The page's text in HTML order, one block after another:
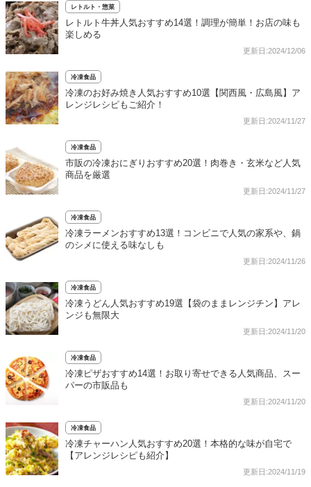
レトルト・惣菜
レトルト牛丼人気おすすめ14選！調理が簡単！お店の味も
楽しめる
更新日:2024/12/06
冷凍食品
冷凍のお好み焼き人気おすすめ10選【関西風・広島風】ア
レンジレシピもご紹介！
更新日:2024/11/27
冷凍食品
市販の冷凍おにぎりおすすめ20選！肉巻き・玄米など人気
商品を厳選
更新日:2024/11/27
冷凍食品
冷凍ラーメンおすすめ13選！コンビニで人気の家系や、鍋
のシメに使える味なしも
更新日:2024/11/26
冷凍食品
冷凍うどん人気おすすめ19選【袋のままレンジチン】アレ
ンジも無限大
更新日:2024/11/20
冷凍食品
冷凍ピザおすすめ14選！お取り寄せできる人気商品、スー
パーの市販品も
更新日:2024/11/20
冷凍食品
冷凍チャーハン人気おすすめ20選！本格的な味が自宅で
【アレンジレシピも紹介】
更新日:2024/11/19